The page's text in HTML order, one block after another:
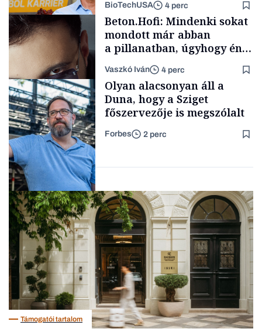
Politika
Content Lab HUB
BioTechUSA 4 perc
Forbes-sztori
Beton.Hofi: Mindenki sokat
mondott már abban
a pillanatban, úgyhogy én
a legsarkosabb
gondolataimat akartam
kimondani
Vaszkó Iván 4 perc
Társadalom
Olyan alacsonyan áll a
Duna, hogy a Sziget
főszervezője is megszólalt
Forbes 2 perc
Támogatói tartalom